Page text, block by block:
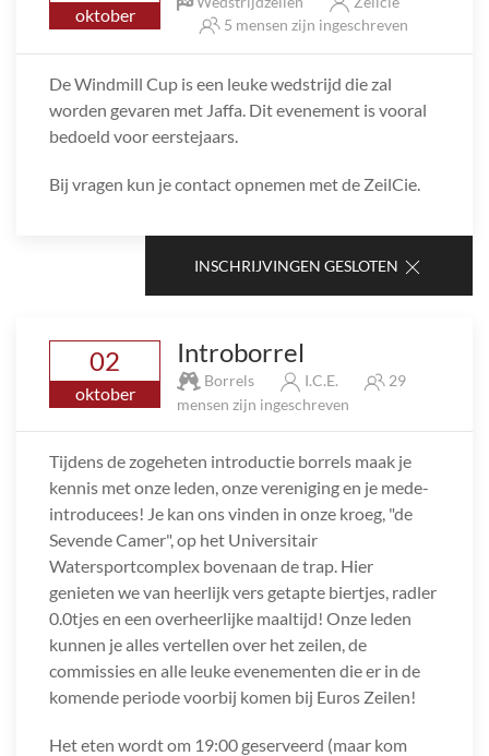
oktober
5 mensen zijn ingeschreven
De Windmill Cup is een leuke wedstrijd die zal
worden gevaren met Jaffa. Dit evenement is vooral
bedoeld voor eerstejaars.
Bij vragen kun je contact opnemen met de ZeilCie.
INSCHRIJVINGEN GESLOTEN
02
oktober
Introborrel
Borrels I.C.E.
29
mensen zijn ingeschreven
Tijdens de zogeheten introductie borrels maak je
kennis met onze leden, onze vereniging en je mede-
introducees! Je kan ons vinden in onze kroeg, "de
Sevende Camer", op het Universitair
Watersportcomplex bovenaan de trap. Hier
genieten we van heerlijk vers getapte biertjes, radler
0.0tjes en een overheerlijke maaltijd! Onze leden
kunnen je alles vertellen over het zeilen, de
commissies en alle leuke evenementen die er in de
komende periode voorbij komen bij Euros Zeilen!
Het eten wordt om 19:00 geserveerd (maar kom